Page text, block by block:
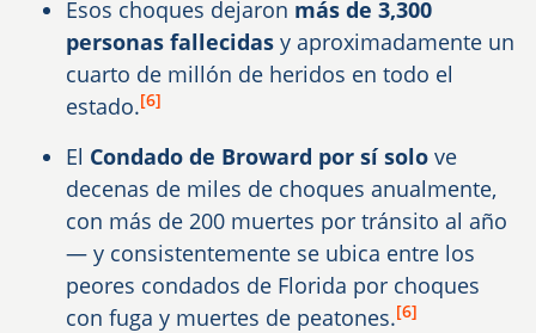
Esos choques dejaron más de 3,300
personas fallecidas y aproximadamente un
cuarto de millón de heridos en todo el
estado.[6]
El Condado de Broward por sí solo ve
decenas de miles de choques anualmente,
con más de 200 muertes por tránsito al año
— y consistentemente se ubica entre los
peores condados de Florida por choques
con fuga y muertes de peatones.[6]